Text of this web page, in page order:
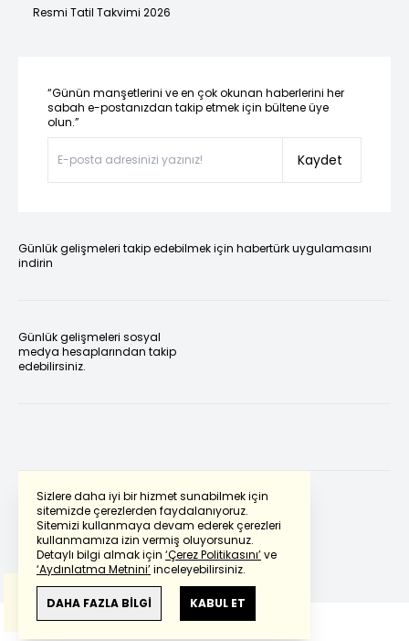
Sizlere daha iyi bir hizmet sunabilmek için
sitemizde çerezlerden faydalanıyoruz.
Sitemizi kullanmaya devam ederek çerezleri
kullanmamıza izin vermiş oluyorsunuz.
Detaylı bilgi almak için ‘Çerez Politikasını’ve
‘Aydınlatma Metnini’inceleyebilirsiniz.
DAHA FAZLA BİLGİ KABUL ET
Resmi Tatil Takvimi 2026
“Günün manşetlerini ve en çok okunan haberlerini her
sabah e-postanızdan takip etmek için bültene üye
olun.”
Kaydet
Günlük gelişmeleri takip edebilmek için habertürk uygulamasını
indirin
Günlük gelişmeleri sosyal
medya hesaplarından takip
edebilirsiniz.
Powered by Translate
Bu çevirideGoogle Transletekullanılmıştır.
Anlam ve çeviri hatalarından
haberturk.com
sorumlu değildir.